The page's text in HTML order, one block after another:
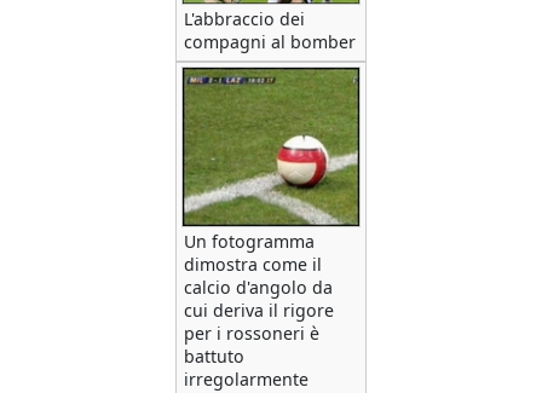
L'abbraccio dei
compagni al bomber
Un fotogramma
dimostra come il
calcio d'angolo da
cui deriva il rigore
per i rossoneri è
battuto
irregolarmente